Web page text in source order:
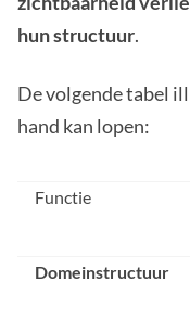
hun structuur.
De volgende tabel
hand kan lopen:
Functie
Domeinstructuur